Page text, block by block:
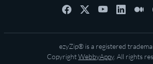
ezyZip® is a registered
CopyrightWebbyAppy. All rights